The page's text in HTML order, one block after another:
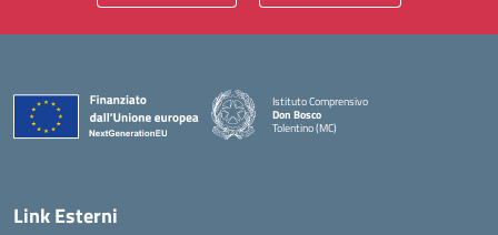
Istituto Comprensivo
Don Bosco
Tolentino (MC)
Link Esterni